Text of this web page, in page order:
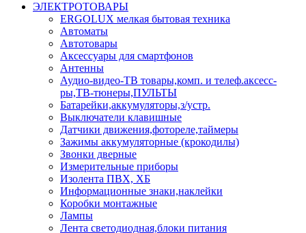
ЭЛЕКТРОТОВАРЫ
ERGOLUX мелкая бытовая техника
Автоматы
Автотовары
Аксессуары для смартфонов
Антенны
Аудио-видео-ТВ товары,комп. и телеф.аксесс-
ры,ТВ-тюнеры,ПУЛЬТЫ
Батарейки,аккумуляторы,з/устр.
Выключатели клавишные
Датчики движения,фотореле,таймеры
Зажимы аккумуляторные (крокодилы)
Звонки дверные
Измерительные приборы
Изолента ПВХ, ХБ
Информационные знаки,наклейки
Коробки монтажные
Лампы
Лента светодиодная,блоки питания